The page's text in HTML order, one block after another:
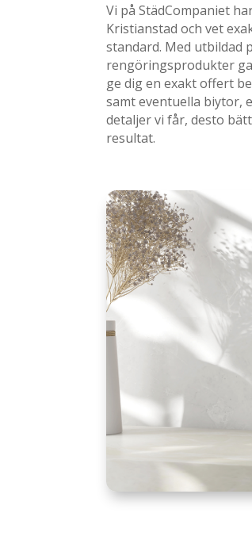
Vi på StädCompaniet
Kristianstad och vet
standard. Med utbildad
rengöringsprodukter
ge dig en exakt offert
samt eventuella biytor,
detaljer vi får, desto
resultat.